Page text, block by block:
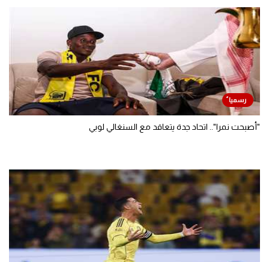
"أصبحت نمرا".. اتحاد جدة يتعاقد مع السنغالي لوبي